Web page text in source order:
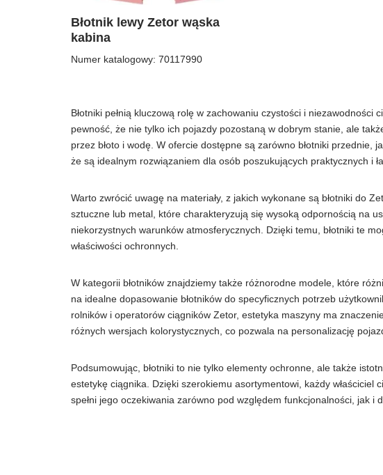
Błotnik lewy Zetor wąska
kabina
Numer katalogowy: 70117990
Błotniki pełnią kluczową rolę w zachowaniu czystości i
pewność, że nie tylko ich pojazdy pozostaną w dobrym stanie, ale
przez błoto i wodę. W ofercie dostępne są zarówno błotniki przednie,
że są idealnym rozwiązaniem dla osób poszukujących praktycznych i
Warto zwrócić uwagę na materiały, z jakich wykonane są błotniki do
sztuczne lub metal, które charakteryzują się wysoką odpornością na
niekorzystnych warunków atmosferycznych. Dzięki temu, błotniki te
właściwości ochronnych.
W kategorii błotników znajdziemy także różnorodne modele, które
na idealne dopasowanie błotników do specyficznych potrzeb
rolników i operatorów ciągników Zetor, estetyka maszyny ma
różnych wersjach kolorystycznych, co pozwala na personalizację
Podsumowując, błotniki to nie tylko elementy ochronne, ale także
estetykę ciągnika. Dzięki szerokiemu asortymentowi, każdy
spełni jego oczekiwania zarówno pod względem funkcjonalności, jak i